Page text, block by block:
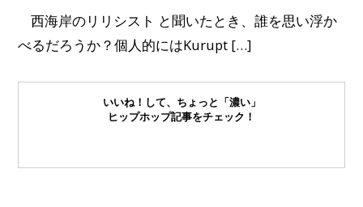
西海岸のリリシスト と聞いたとき、誰を思い浮か
べるだろうか？個人的にはKurupt […]
いいね！して、ちょっと「濃い」
ヒップホップ記事をチェック！